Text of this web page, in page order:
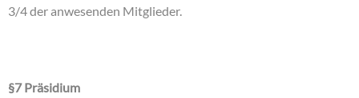
3/4 der anwesenden Mitglieder.
§7 Präsidium